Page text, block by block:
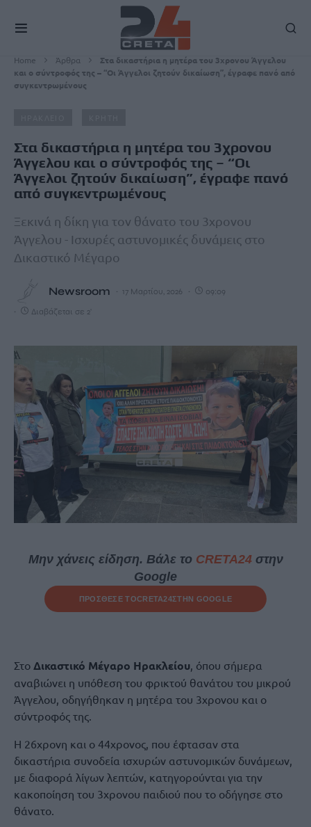
Home Άρθρα
Στα δικαστήρια η μητέρα του 3χρονου Άγγελου
και ο σύντροφός της – “Οι Άγγελοι ζητούν δικαίωση”, έγραφε πανό από
συγκεντρωμένους
Στα δικαστήρια η μητέρα του 3χρονου
Άγγελου και ο σύντροφός της – “Οι
Άγγελοι ζητούν δικαίωση”, έγραφε πανό
από συγκεντρωμένους
Ξεκινά η δίκη για τον θάνατο του 3χρονου
Άγγελου - Ισχυρές αστυνομικές δυνάμεις στο
Δικαστικό Μέγαρο
Newsroom 17 Μαρτίου, 2026 09:09
Διαβάζεται σε 2'
Μην χάνεις είδηση. Βάλε το CRETA24στην
Google
ΠΡΟΣΘΕΣΕ ΤΟCRETA24ΣΤΗΝ GOOGLE
Στο Δικαστικό Μέγαρο Ηρακλείου, όπου σήμερα
αναβιώνει η υπόθεση του φρικτού θανάτου του μικρού
Άγγελου, οδηγήθηκαν η μητέρα του 3χρονου και ο
σύντροφός της.
Η 26χρονη και ο 44χρονος, που έφτασαν στα
δικαστήρια συνοδεία ισχυρών αστυνομικών δυνάμεων,
με διαφορά λίγων λεπτών, κατηγορούνται για την
κακοποίηση του 3χρονου παιδιού που το οδήγησε στο
θάνατο.